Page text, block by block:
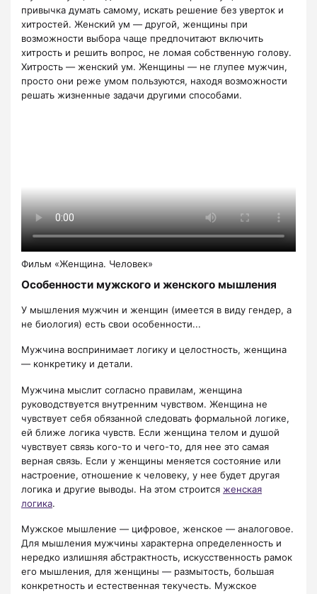
привычка думать самому, искать решение без уверток и
хитростей. Женский ум — другой, женщины при
возможности выбора чаще предпочитают включить
хитрость и решить вопрос, не ломая собственную голову.
Хитрость — женский ум. Женщины — не глупее мужчин,
просто они реже умом пользуются, находя возможности
решать жизненные задачи другими способами.
Фильм «Женщина. Человек»
Особенности мужского и женского мышления
У мышления мужчин и женщин (имеется в виду гендер, а
не биология) есть свои особенности...
Мужчина воспринимает логику и целостность, женщина
— конкретику и детали.
Мужчина мыслит согласно правилам, женщина
руководствуется внутренним чувством. Женщина не
чувствует себя обязанной следовать формальной логике,
ей ближе логика чувств. Если женщина телом и душой
чувствует связь кого-то и чего-то, для нее это самая
верная связь. Если у женщины меняется состояние или
настроение, отношение к человеку, у нее будет другая
логика и другие выводы. На этом строится женская
логика.
Мужское мышление — цифровое, женское — аналоговое.
Для мышления мужчины характерна определенность и
нередко излишняя абстрактность, искусственность рамок
его мышления, для женщины — размытость, большая
конкретность и естественная текучесть. Мужское